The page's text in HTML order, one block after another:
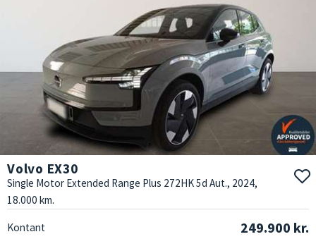
Volvo EX30
Single Motor Extended Range Plus 272HK 5d Aut., 2024,
18.000 km.
Kontant 249.900 kr.